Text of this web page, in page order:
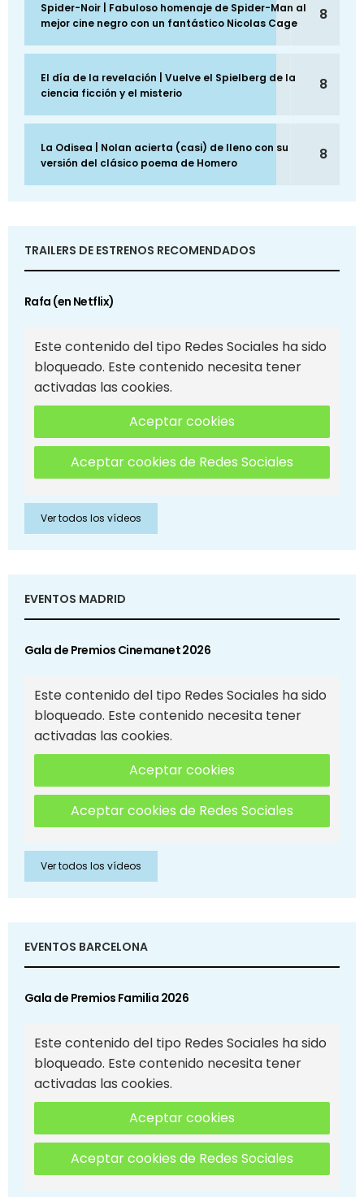
Spider-Noir | Fabuloso homenaje de Spider-Man al
mejor cine negro con un fantástico Nicolas Cage
8
El día de la revelación | Vuelve el Spielberg de la
ciencia ficción y el misterio
8
La Odisea | Nolan acierta (casi) de lleno con su
versión del clásico poema de Homero
8
TRAILERS DE ESTRENOS RECOMENDADOS
Rafa (en Netflix)
Este contenido del tipo Redes Sociales ha sido
bloqueado. Este contenido necesita tener
activadas las cookies.
Aceptar cookies
Aceptar cookies de Redes Sociales
Ver todos los vídeos
EVENTOS MADRID
Gala de Premios Cinemanet 2026
Este contenido del tipo Redes Sociales ha sido
bloqueado. Este contenido necesita tener
activadas las cookies.
Aceptar cookies
Aceptar cookies de Redes Sociales
Ver todos los vídeos
EVENTOS BARCELONA
Gala de Premios Familia 2026
Este contenido del tipo Redes Sociales ha sido
bloqueado. Este contenido necesita tener
activadas las cookies.
Aceptar cookies
Aceptar cookies de Redes Sociales